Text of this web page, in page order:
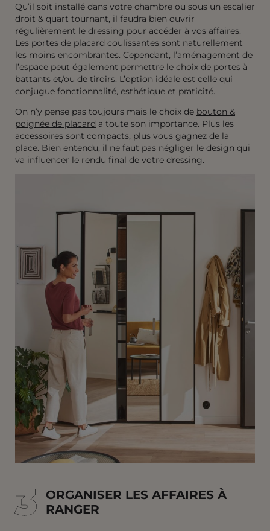
Qu’il soit installé dans votre chambre ou sous un escalier
droit & quart tournant, il faudra bien ouvrir
régulièrement le dressing pour accéder à vos affaires.
Les portes de placard coulissantes sont naturellement
les moins encombrantes. Cependant, l’aménagement de
l’espace peut également permettre le choix de portes à
battants et/ou de tiroirs. L’option idéale est celle qui
conjugue fonctionnalité, esthétique et praticité.
On n’y pense pas toujours mais le choix de bouton &
poignée de placard a toute son importance. Plus les
accessoires sont compacts, plus vous gagnez de la
place. Bien entendu, il ne faut pas négliger le design qui
va influencer le rendu final de votre dressing.
3
3
ORGANISER LES AFFAIRES À
RANGER